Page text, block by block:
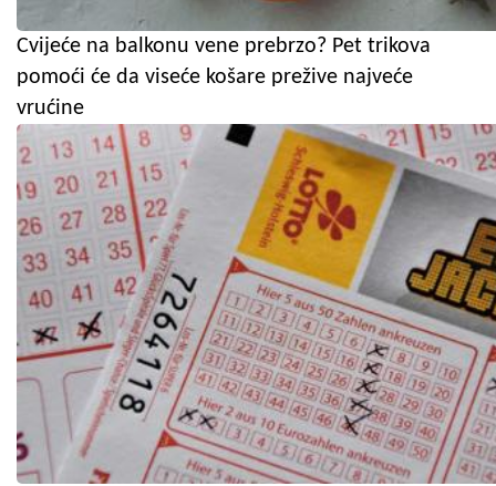
Cvijeće na balkonu vene prebrzo? Pet trikova
pomoći će da viseće košare prežive najveće
vrućine